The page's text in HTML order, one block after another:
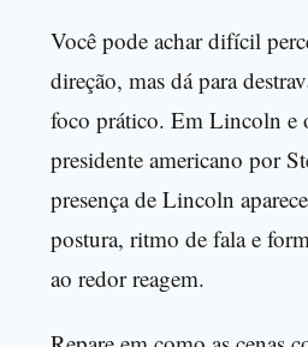
Você pode achar difícil
direção, mas dá para
foco prático. Em Lincoln e
presidente americano por
presença de Lincoln
postura, ritmo de fala e
ao redor reagem.